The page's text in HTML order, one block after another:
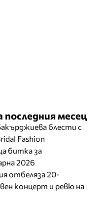
месец
блести с
Fashion
битка за
2026
отбеляза 20-
концерт и ревю на